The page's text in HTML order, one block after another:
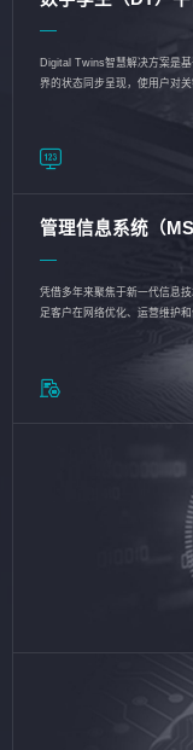
Digital Twins智慧解决方案是
界的状态同步呈现，使用户对
管理信息系统（
凭借多年来聚焦于新一代信息
足客户在网络优化、运营维护